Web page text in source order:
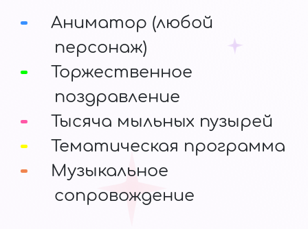
Аниматор (любой
персонаж)
Торжественное
поздравление
Тысяча мыльных пузырей
Тематическая программа
Музыкальное
сопровождение